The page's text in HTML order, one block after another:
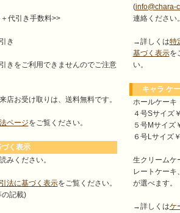
代引き手数料>>
き
きをご利用できませんのでご注意
店お受け取りは、送料無料です。
ページをご覧ください。
く表示
みください。
法に基づく表示をご覧ください。
記載)
(info@chara-
連絡ください
→詳しくは特
基づく表示を
い。
キャラ ケ
ホールケーキ
４号Sサイズ
５号Mサイズ
６号Lサイズ
生クリームケ
レートケーキ
が選べます。
→詳しくはケ